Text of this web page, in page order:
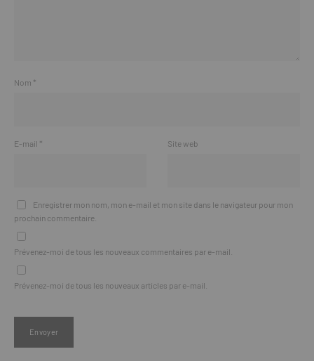
Nom *
E-mail * Site web
Enregistrer mon nom, mon e-mail et mon site dans le navigateur pour mon
prochain commentaire.
Prévenez-moi de tous les nouveaux commentaires par e-mail.
Prévenez-moi de tous les nouveaux articles par e-mail.